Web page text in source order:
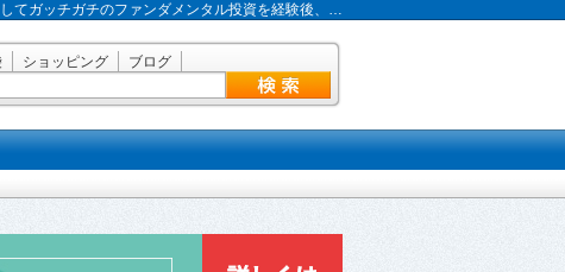
てガッチガチのファンダメンタル投資を経験後、…
ショッピング ブログ